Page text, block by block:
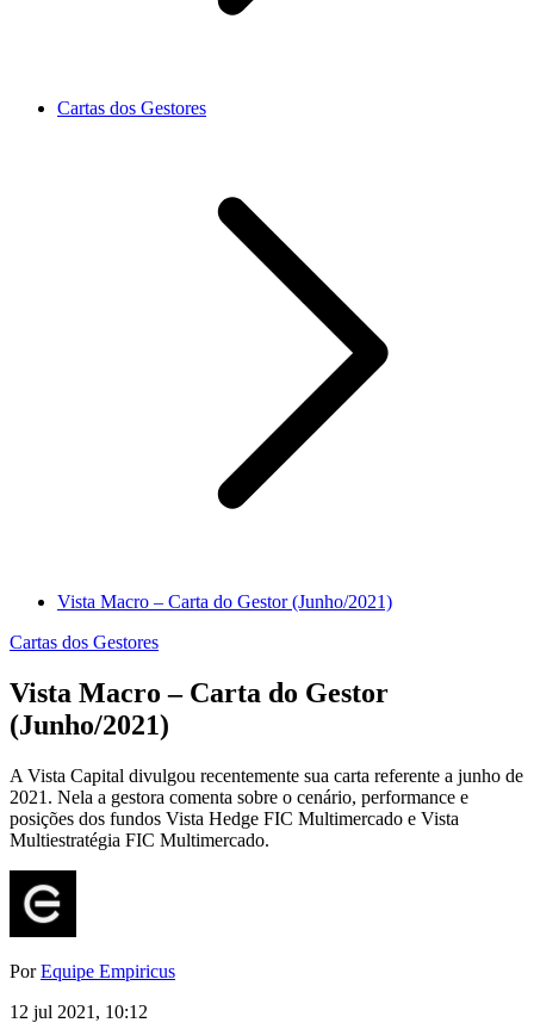
Cartas dos Gestores
Vista Macro – Carta do Gestor (Junho/2021)
Cartas dos Gestores
Vista Macro – Carta do Gestor
(Junho/2021)
A Vista Capital divulgou recentemente sua carta referente a junho de
2021. Nela a gestora comenta sobre o cenário, performance e
posições dos fundos Vista Hedge FIC Multimercado e Vista
Multiestratégia FIC Multimercado.
PorEquipe Empiricus
12 jul 2021, 10:12